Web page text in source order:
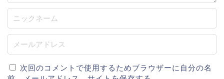
次回のコメントで使用するためブラウザーに自分の名